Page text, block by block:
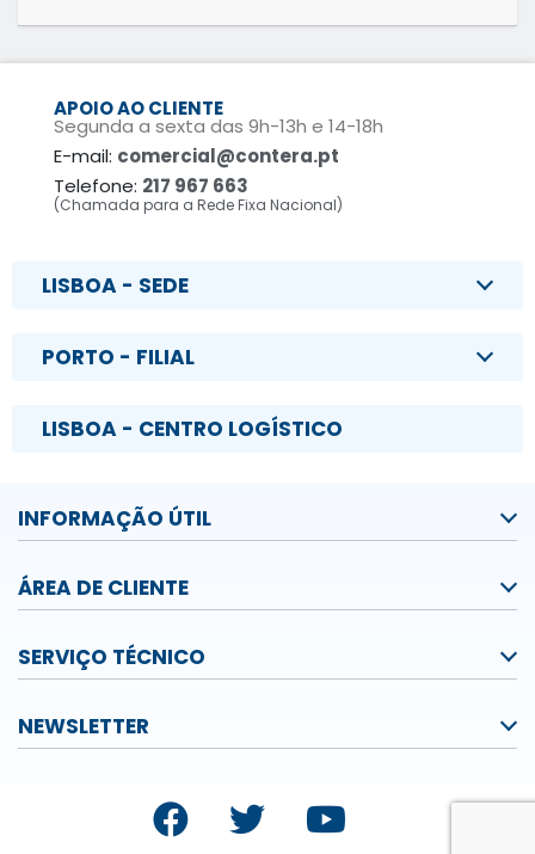
APOIO AO CLIENTE
Segunda a sexta das 9h-13h e 14-18h
E-mail: comercial@contera.pt
Telefone: 217 967 663
(Chamada para a Rede Fixa Nacional)
LISBOA - SEDE
PORTO - FILIAL
LISBOA - CENTRO LOGÍSTICO
INFORMAÇÃO ÚTIL
ÁREA DE CLIENTE
SERVIÇO TÉCNICO
NEWSLETTER